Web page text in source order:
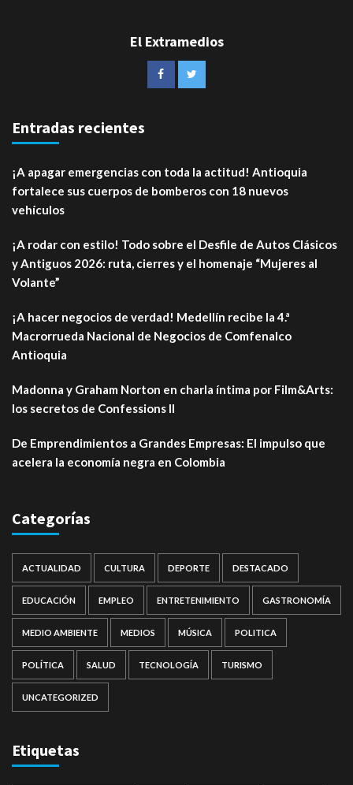
El Extramedios
Entradas recientes
¡A apagar emergencias con toda la actitud! Antioquia
fortalece sus cuerpos de bomberos con 18 nuevos
vehículos
¡A rodar con estilo! Todo sobre el Desfile de Autos Clásicos
y Antiguos 2026: ruta, cierres y el homenaje “Mujeres al
Volante”
¡A hacer negocios de verdad! Medellín recibe la 4.ª
Macrorrueda Nacional de Negocios de Comfenalco
Antioquia
Madonna y Graham Norton en charla íntima por Film&Arts:
los secretos de Confessions II
De Emprendimientos a Grandes Empresas: El impulso que
acelera la economía negra en Colombia
Categorías
ACTUALIDAD CULTURA DEPORTE DESTACADO
EDUCACIÓN EMPLEO ENTRETENIMIENTO GASTRONOMÍA
MEDIO AMBIENTE MEDIOS MÚSICA POLITICA
POLÍTICA SALUD TECNOLOGÍA TURISMO
UNCATEGORIZED
Etiquetas